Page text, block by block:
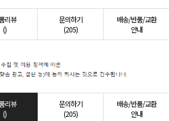
리뷰
()
문의하기
(205)
배송/반품/교환
안내
리뷰
()
문의하기
(205)
배송/반품/교환
안내